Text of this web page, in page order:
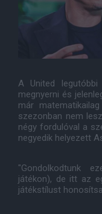
A United
megnyerni és
már
szezonban nem
négy fordulóval a
negyedik helyezett
"Gondolkodtunk
játékon), de itt az
játékstílust